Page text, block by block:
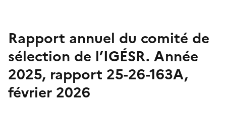
Rapport annuel du comité de
sélection de l’IGÉSR. Année
2025, rapport 25-26-163A,
février 2026